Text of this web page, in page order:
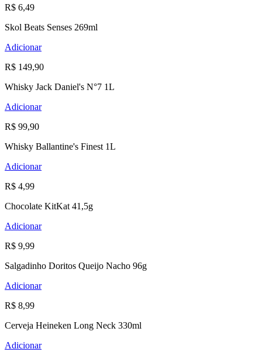
R$ 6,49
Skol Beats Senses 269ml
Adicionar
R$ 149,90
Whisky Jack Daniel's N°7 1L
Adicionar
R$ 99,90
Whisky Ballantine's Finest 1L
Adicionar
R$ 4,99
Chocolate KitKat 41,5g
Adicionar
R$ 9,99
Salgadinho Doritos Queijo Nacho 96g
Adicionar
R$ 8,99
Cerveja Heineken Long Neck 330ml
Adicionar